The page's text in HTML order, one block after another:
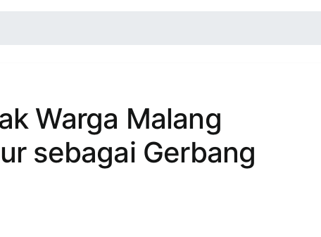
Warga Malang
sebagai Gerbang